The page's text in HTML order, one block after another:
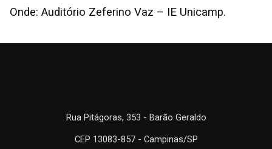
Onde: Auditório Zeferino Vaz – IE Unicamp.
Rua Pitágoras, 353 - Barão Geraldo
CEP 13083-857 - Campinas/SP